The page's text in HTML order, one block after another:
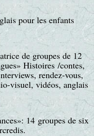
pour les enfants
de groupes de 12
Histoires /contes,
rendez-vous,
visuel, vidéos, anglais
14 groupes de six